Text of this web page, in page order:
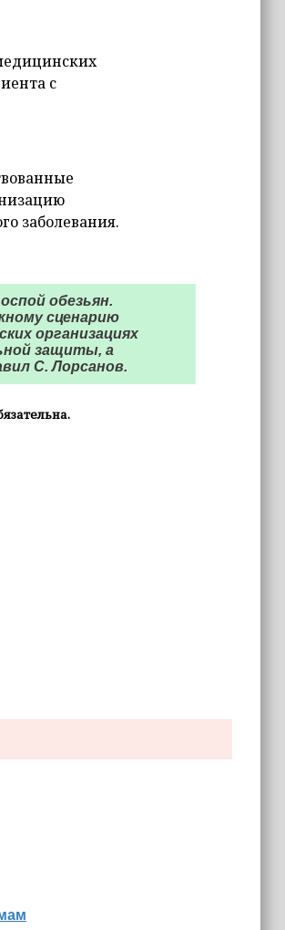
с
заболевания.
обезьян.
сценарию
организациях
защиты, а
С. Лорсанов.